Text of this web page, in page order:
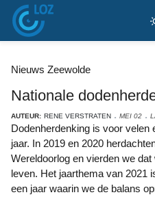
Nieuws Zeewolde
Nationale
AUTEUR: RENE VERSTRATEN MEI 02
Dodenherdenking is voor velen een belangrijk moment in het
jaar. In 2019 en 2020
Wereldoorlog en vierden we
leven. Het jaarthema van 2021
een jaar waarin we de balans